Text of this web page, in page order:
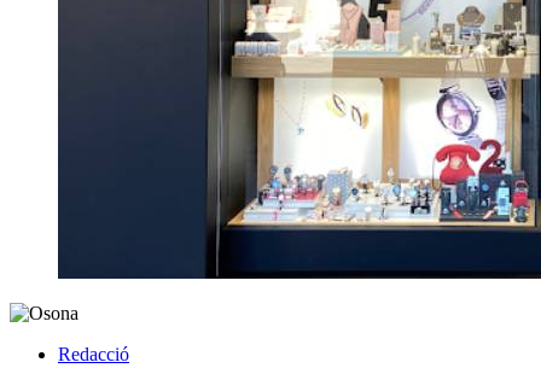
Redacció